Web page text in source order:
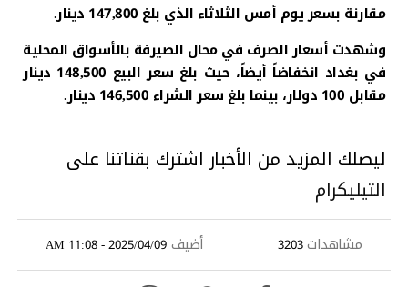
مقارنة بسعر يوم أمس الثلاثاء الذي بلغ 147,800 دينار.
وشهدت أسعار الصرف في محال الصيرفة بالأسواق المحلية
في بغداد انخفاضاً أيضاً، حيث بلغ سعر البيع 148,500 دينار
مقابل 100 دولار، بينما بلغ سعر الشراء 146,500 دينار.
ليصلك المزيد من الأخبار اشترك بقناتنا على
التيليكرام
مشاهدات3203 أضيف 2025/04/09 - 11:08 AM